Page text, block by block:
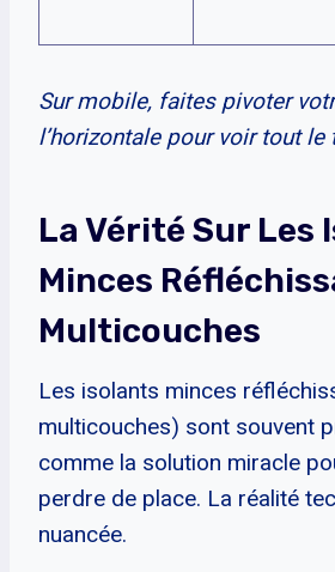
Sur mobile, faites pivoter
l’horizontale pour voir tout le
La Vérité Sur Les
Minces
Multicouches
Les isolants minces
multicouches) sont souvent
comme la solution miracle
perdre de place. La réalité
nuancée.